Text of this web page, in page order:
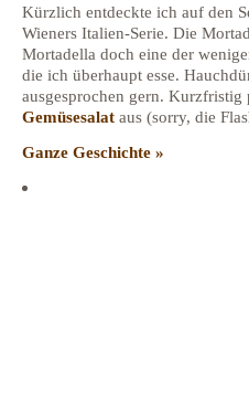
Kürzlich entdeckte ich auf den
Wieners Italien-Serie. Die
Mortadella doch eine der
die ich überhaupt esse.
ausgesprochen gern. Kurzfristig
Gemüsesalat aus (sorry, die
Ganze Geschichte »